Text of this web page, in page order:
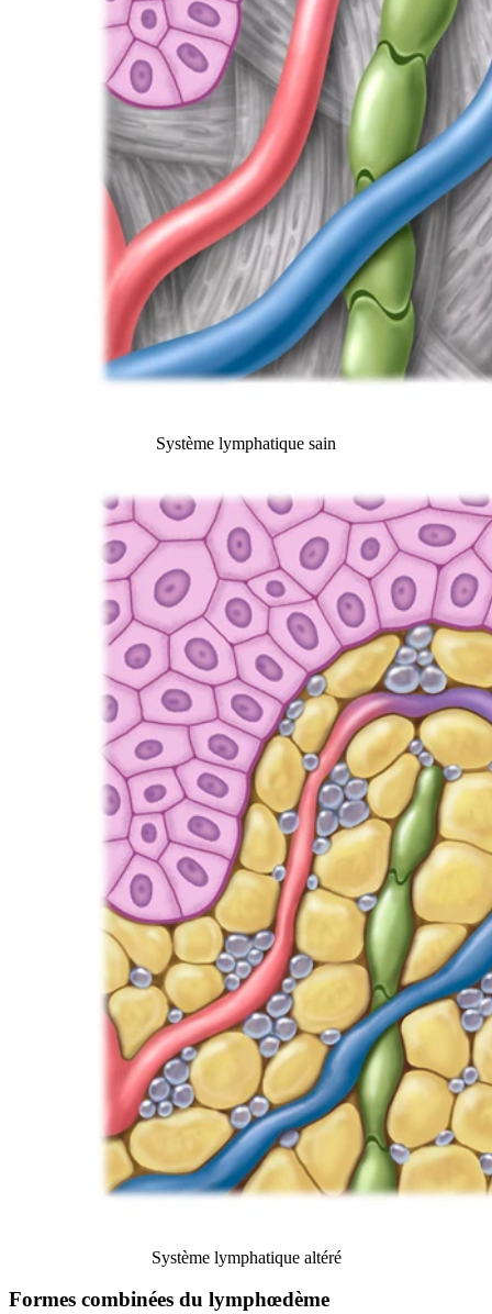
Système lymphatique sain
Système lymphatique altéré
Formes combinées du lymphœdème